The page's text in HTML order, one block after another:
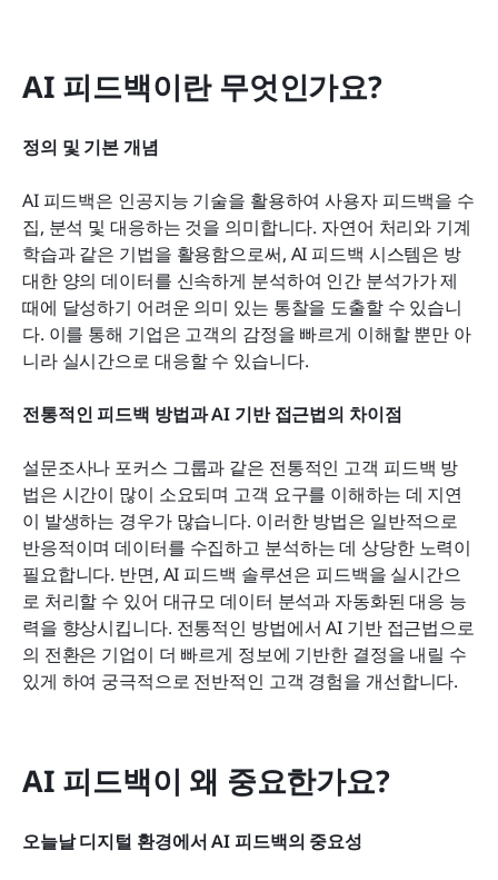
AI 피드백이란 무엇인가요?
정의 및 기본 개념
AI 피드백은 인공지능 기술을 활용하여 사용자 피드백을 수
집, 분석 및 대응하는 것을 의미합니다. 자연어 처리와 기계
학습과 같은 기법을 활용함으로써, AI 피드백 시스템은 방
대한 양의 데이터를 신속하게 분석하여 인간 분석가가 제
때에 달성하기 어려운 의미 있는 통찰을 도출할 수 있습니
다. 이를 통해 기업은 고객의 감정을 빠르게 이해할 뿐만 아
니라 실시간으로 대응할 수 있습니다.
전통적인 피드백 방법과 AI 기반 접근법의 차이점
설문조사나 포커스 그룹과 같은 전통적인 고객 피드백 방
법은 시간이 많이 소요되며 고객 요구를 이해하는 데 지연
이 발생하는 경우가 많습니다. 이러한 방법은 일반적으로
반응적이며 데이터를 수집하고 분석하는 데 상당한 노력이
필요합니다. 반면, AI 피드백 솔루션은 피드백을 실시간으
로 처리할 수 있어 대규모 데이터 분석과 자동화된 대응 능
력을 향상시킵니다. 전통적인 방법에서 AI 기반 접근법으로
의 전환은 기업이 더 빠르게 정보에 기반한 결정을 내릴 수
있게 하여 궁극적으로 전반적인 고객 경험을 개선합니다.
AI 피드백이 왜 중요한가요?
오늘날 디지털 환경에서 AI 피드백의 중요성